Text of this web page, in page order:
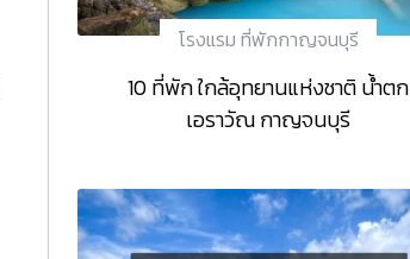
โรงแรม ที่พักกาญจนบุรี
10 ที่พัก ใกล้อุทยานแห่งชาติ น้ำตก
เอราวัณ กาญจนบุรี